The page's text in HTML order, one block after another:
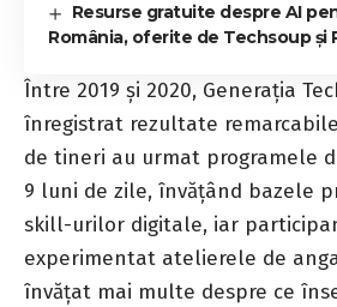
Resurse gratuite despre AI
România, oferite de Techsoup și
Între 2019 și 2020, Generația
înregistrat rezultate
de tineri au urmat programele
9 luni de zile, învățând bazele
skill-urilor digitale, iar
experimentat atelierele de
învățat mai multe despre ce